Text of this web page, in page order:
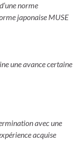
norme
japonaise MUSE
une avance certaine
avec une
acquise